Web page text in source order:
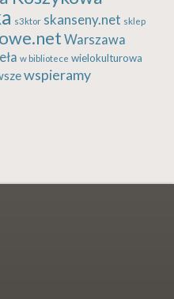
s3ktor skanseny.net sklep
Warszawa
w bibliotece wielokulturowa
wspieramy